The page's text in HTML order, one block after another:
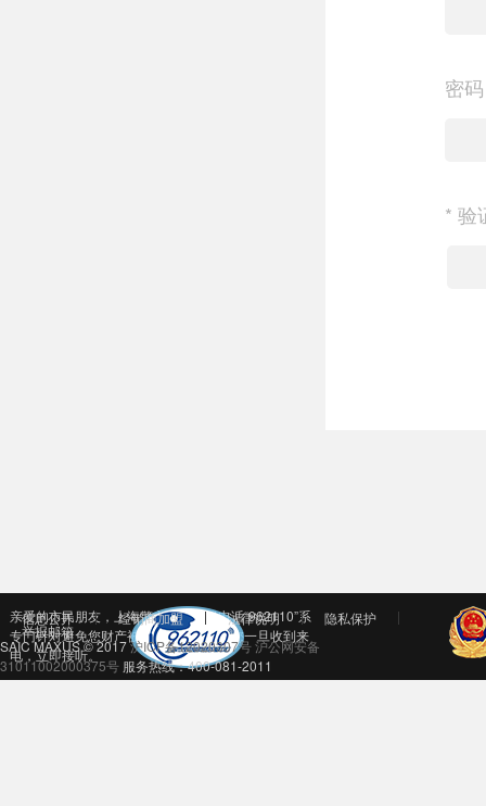
密码
* 验
亲爱的市民朋友，上海警方反诈劝阻电话“962110”系
专门针对避免您财产被骗受损而设，请您一旦收到来
电，立即接听。
信息公开 经销商加盟 法律说明 隐私保护
举报邮箱
SAIC MAXUS © 2017沪ICP备12020307号沪公网安备
31011002000375号 服务热线：400-081-2011